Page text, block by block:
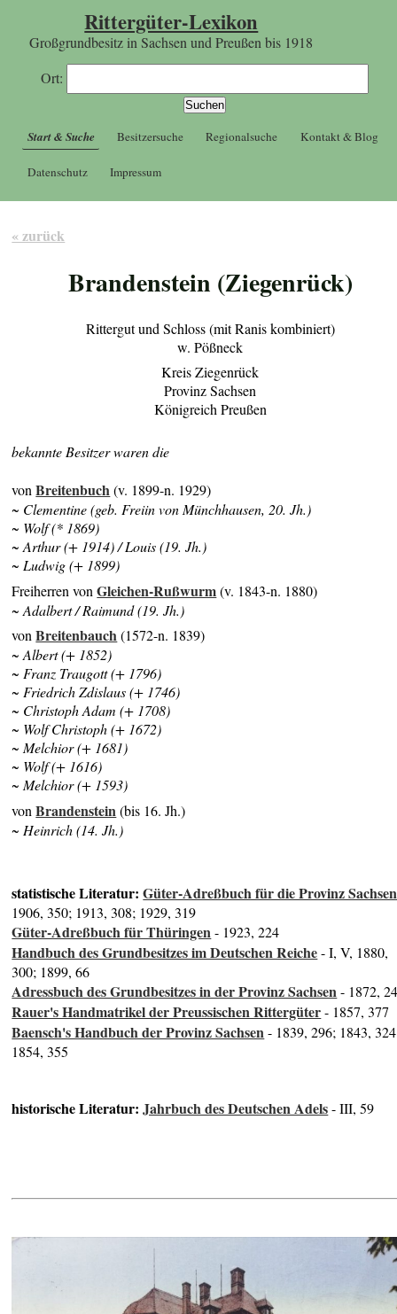
Rittergüter-Lexikon
Großgrundbesitz in Sachsen und Preußen bis 1918
Ort:
Start & Suche Besitzersuche Regionalsuche Kontakt & Blog
Datenschutz Impressum
« zurück
Brandenstein (Ziegenrück)
Rittergut und Schloss (mit Ranis kombiniert)
w. Pößneck
Kreis Ziegenrück
Provinz Sachsen
Königreich Preußen
bekannte Besitzer waren die
vonBreitenbuch(v. 1899-n. 1929)
~ Clementine (geb. Freiin von Münchhausen, 20. Jh.)
~ Wolf (* 1869)
~ Arthur (+ 1914) / Louis (19. Jh.)
~ Ludwig (+ 1899)
Freiherren vonGleichen-Rußwurm(v. 1843-n. 1880)
~ Adalbert / Raimund (19. Jh.)
vonBreitenbauch(1572-n. 1839)
~ Albert (+ 1852)
~ Franz Traugott (+ 1796)
~ Friedrich Zdislaus (+ 1746)
~ Christoph Adam (+ 1708)
~ Wolf Christoph (+ 1672)
~ Melchior (+ 1681)
~ Wolf (+ 1616)
~ Melchior (+ 1593)
vonBrandenstein(bis 16. Jh.)
~ Heinrich (14. Jh.)
statistische Literatur:Güter-Adreßbuch für die Provinz Sachsen
1906, 350; 1913, 308; 1929, 319
Güter-Adreßbuch für Thüringen- 1923, 224
Handbuch des Grundbesitzes im Deutschen Reiche- I, V, 1880,
300; 1899, 66
Adressbuch des Grundbesitzes in der Provinz Sachsen- 1872,
Rauer's Handmatrikel der Preussischen Rittergüter- 1857, 377
Baensch's Handbuch der Provinz Sachsen- 1839, 296; 1843,
1854, 355
historische Literatur:Jahrbuch des Deutschen Adels- III, 59